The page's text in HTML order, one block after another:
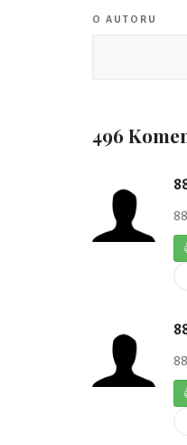
O AUTORU
496